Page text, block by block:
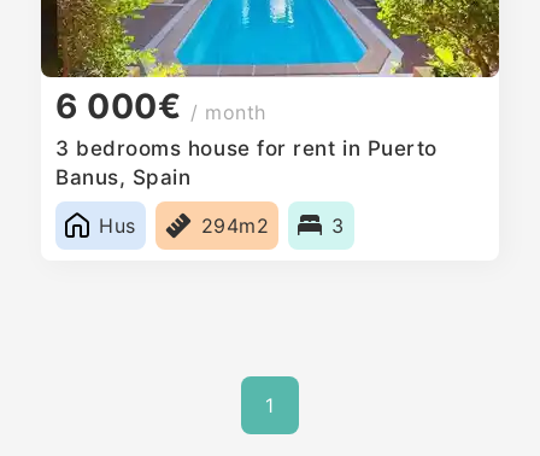
6 000€ / month
3 bedrooms house for rent in Puerto
Banus, Spain
Hus
294m2 3
1